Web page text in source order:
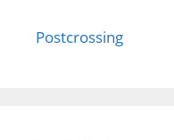
Postcrossing